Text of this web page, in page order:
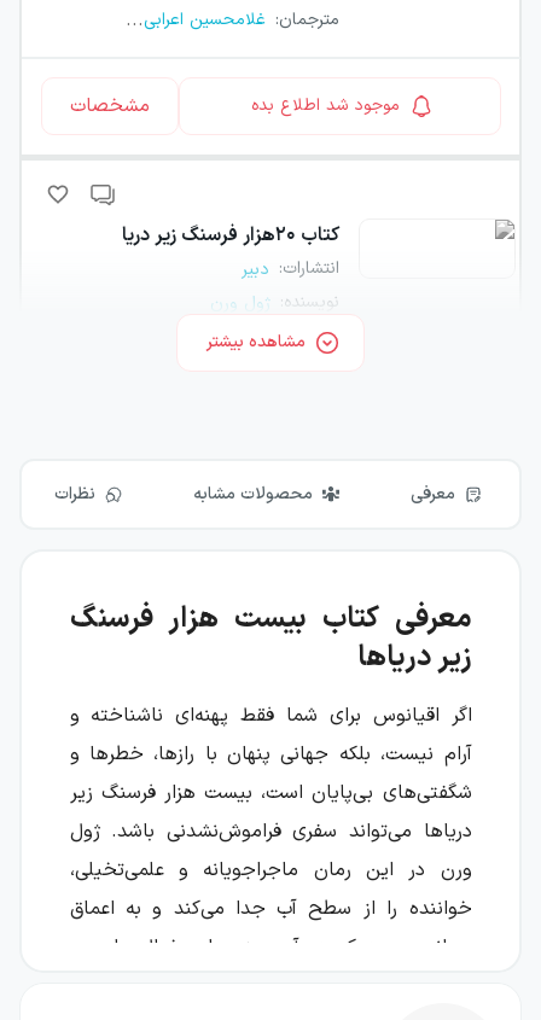
مترجمان: غلامحسین اعرابی...
موجود شد اطلاع بده مشخصات
کتاب ۲۰هزار فرسنگ زیر دریا
انتشارات: دبیر
نویسنده: ژول ورن
مشاهده بیشتر
معرفی محصولات مشابه نظرات
معرفی کتاب بیست هزار فرسنگ
زیر دریاها
اگر اقیانوس برای شما فقط پهنه‌ای ناشناخته و
آرام نیست، بلکه جهانی پنهان با رازها، خطرها و
شگفتی‌های بی‌پایان است، بیست هزار فرسنگ زیر
دریاها می‌تواند سفری فراموش‌نشدنی باشد. ژول
ورن در این رمان ماجراجویانه و علمی‌تخیلی،
خواننده را از سطح آب جدا می‌کند و به اعماق
جهانی می‌برد که در آن مرز میان خیال علمی و